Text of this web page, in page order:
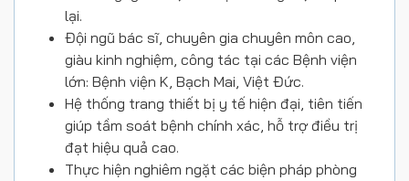
lại.
Đội ngũ bác sĩ, chuyên gia chuyên môn cao,
giàu kinh nghiệm, công tác tại các Bệnh viện
lớn: Bệnh viện K, Bạch Mai, Việt Đức.
Hệ thống trang thiết bị y tế hiện đại, tiên tiến
giúp tầm soát bệnh chính xác, hỗ trợ điều trị
đạt hiệu quả cao.
Thực hiện nghiêm ngặt các biện pháp phòng